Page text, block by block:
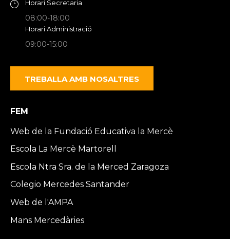
Horari Secretaria
08:00-18:00
Horari Administració
09:00-15:00
TREBALLA AMB NOSALTRES
FEM
Web de la Fundació Educativa la Mercè
Escola La Mercè Martorell
Escola Ntra Sra. de la Merced Zaragoza
Colegio Mercedes Santander
Web de l'AMPA
Mans Mercedàries